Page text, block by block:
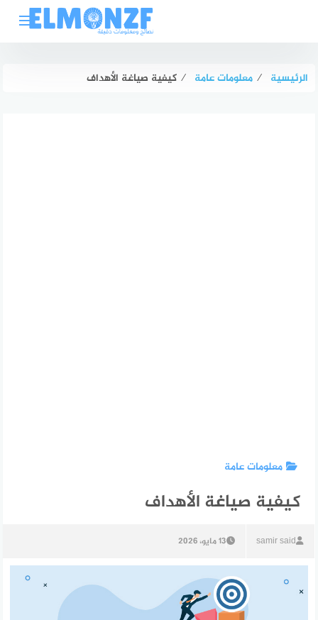
الرئيسية ⁄ معلومات عامة ⁄ كيفية صياغة الأهداف
معلومات عامة
كيفية صياغة الأهداف
samir said 13 مايو، 2026